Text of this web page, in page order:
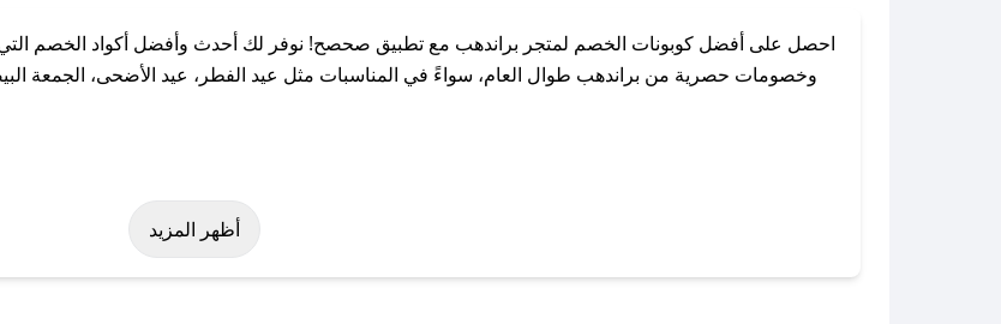
احصل على أفضل كوبونات الخصم لمتجر براندهب مع تطبيق صحصح! نوفر لك أحدث وأفضل أكواد الخصم
وخصومات حصرية من براندهب طوال العام، سواءً في المناسبات مثل عيد الفطر، عيد الأضحى، الجمعة
باستخدام تطبيق صحصح، يمكنك العثور بسهولة على كود خصم براندهب. وفي حال عدم توفر الكوبون،
أظهر المزيد